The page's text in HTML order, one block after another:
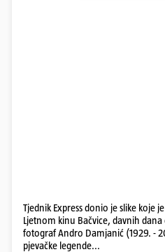
Tjednik Express donio je slike koje
Ljetnom kinu Bačvice, davnih
fotograf Andro Damjanić (1929. -
pjevačke legende...